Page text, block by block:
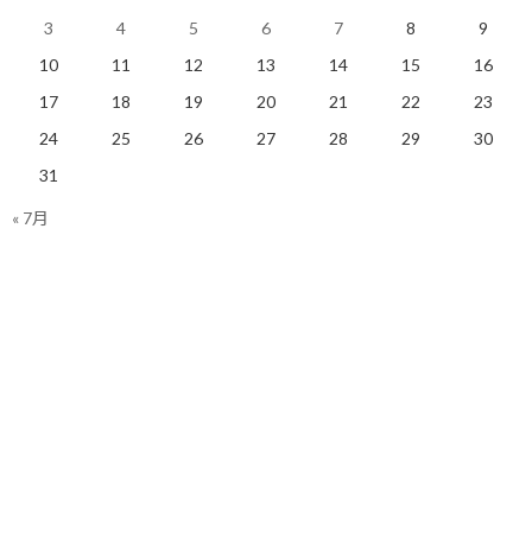
有言実行で周囲を味方につ
2021/10/23(土)
3
4 5 6 7 8
9
10
11 12 13 14 15
16
17
18 19 20 21 22
23
24
25 26 27 28 29
30
31
« 7月